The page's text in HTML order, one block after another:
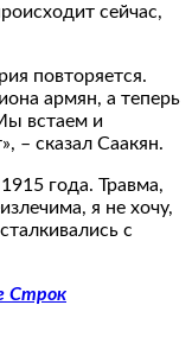
сейчас,
повторяется.
армян, а теперь
встаем и
– сказал Саакян.
года. Травма,
я не хочу,
с
Строк